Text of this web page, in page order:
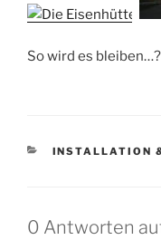
So wird es bleiben…?
KATEGORIEN
INSTALLATION
0 Antworten